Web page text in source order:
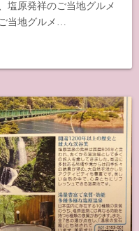
塩原発祥のご当地グルメ
当地グルメ…